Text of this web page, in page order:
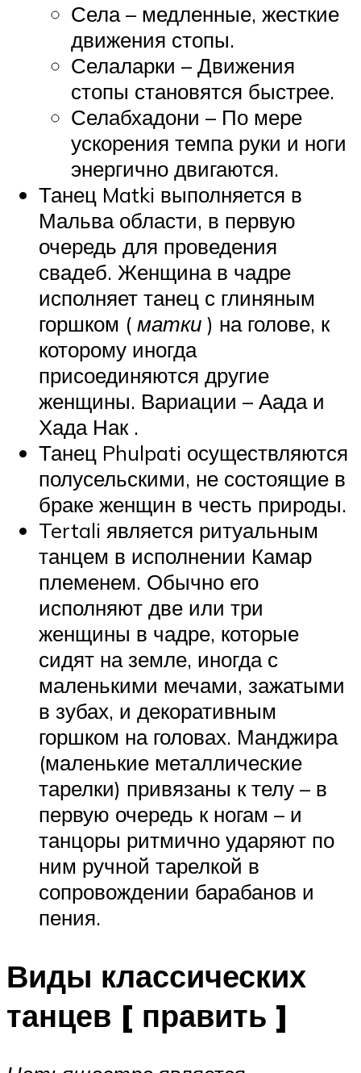
Села – медленные, жесткие
движения стопы.
Селаларки – Движения
стопы становятся быстрее.
Селабхадони – По мере
ускорения темпа руки и ноги
энергично двигаются.
Танец Matki выполняется в
Мальва области, в первую
очередь для проведения
свадеб. Женщина в чадре
исполняет танец с глиняным
горшком ( матки ) на голове, к
которому иногда
присоединяются другие
женщины. Вариации – Аада и
Хада Нак .
Танец Phulpati осуществляются
полусельскими, не состоящие в
браке женщин в честь природы.
Tertali является ритуальным
танцем в исполнении Камар
племенем. Обычно его
исполняют две или три
женщины в чадре, которые
сидят на земле, иногда с
маленькими мечами, зажатыми
в зубах, и декоративным
горшком на головах. Манджира
(маленькие металлические
тарелки) привязаны к телу – в
первую очередь к ногам – и
танцоры ритмично ударяют по
ним ручной тарелкой в ​​
сопровождении барабанов и
пения.
Виды классических
танцев [ править ]